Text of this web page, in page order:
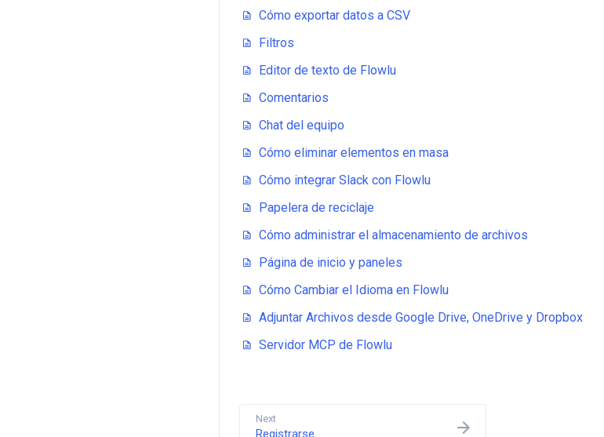
Cómo exportar datos a CSV
Filtros
Editor de texto de Flowlu
Comentarios
Chat del equipo
Cómo eliminar elementos en masa
Cómo integrar Slack con Flowlu
Papelera de reciclaje
Cómo administrar el almacenamiento de archivos
Página de inicio y paneles
Cómo Cambiar el Idioma en Flowlu
Adjuntar Archivos desde Google Drive, OneDrive y Dropbox
Servidor MCP de Flowlu
Next
Registrarse